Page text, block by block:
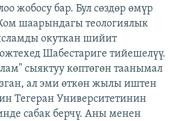
жобосу бар. Бул сөздөр өмүр
шаарындагы теологиялык
окуткан шийит
Шабестариге тийешелүү.
сыяктуу көптөгөн таанымал
ал эми өткөн жылы иштен
Тегеран Университетинин
сабак берчү. Аны менен